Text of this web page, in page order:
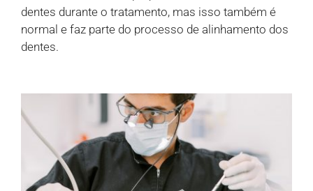
dentes durante o tratamento, mas isso também é
normal e faz parte do processo de alinhamento dos
dentes.